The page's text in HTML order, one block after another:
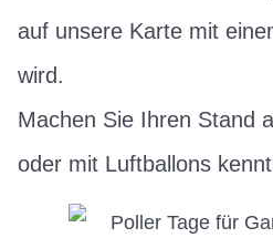
auf unsere Karte mit
wird.
Machen Sie Ihren Stand
oder mit Luftballons